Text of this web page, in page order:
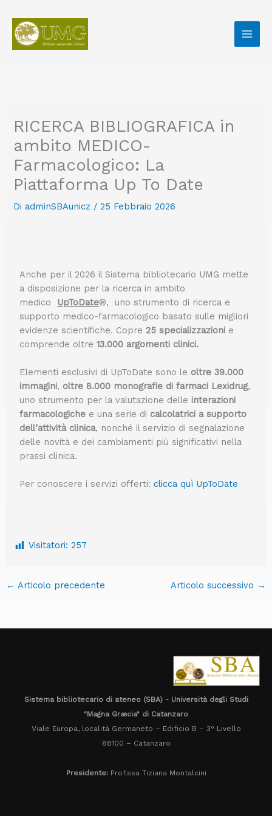
contenuto
RICERCA BIBLIOGRAFICA in
ambito MEDICO-
Farmacologico: La
Piattaforma Up To Date
Di adminSBAunicz /25 Febbraio 2026
Anche per il 2026 il Sistema bibliotecario UMG mette
a disposizione per la ricerca in ambito
medico UpToDate®, uno strumento di ricerca e
supporto medico-farmacologico basato sulle migliori
evidenze scientifiche. Copre 25 specializzazioni e
comprende oltre13.000 argomenti clinici.
Elementi esclusivi di UpToDate sono le oltre 39.000
immagini, oltre 8.000 monografie di farmaci Lexidrug,
uno strumento per la valutazione delle interazioni
farmacologiche e una serie di calcolatrici a supporto
dell’attività clinica, nonché il servizio di segnalazione
delle novità e dei cambiamenti più significativi nella
prassi clinica.
Per conoscere i servizi offerti: clicca quì UpToDate
Visitatori: 257
← Articolo precedente Articolo successivo →
Sistema bibliotecario di ateneo (SBA) - Università degli Studi
"Magna Græcia" di Catanzaro
Viale Europa, località Germaneto – Edificio B – 3° Livello
88100 – Catanzaro
Presidente:Prof.ssa Tiziana Montalcini